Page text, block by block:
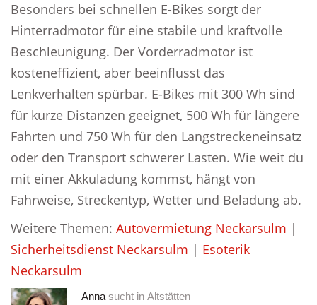
Besonders bei schnellen E-Bikes sorgt der
Hinterradmotor für eine stabile und kraftvolle
Beschleunigung. Der Vorderradmotor ist
kosteneffizient, aber beeinflusst das
Lenkverhalten spürbar. E-Bikes mit 300 Wh sind
für kurze Distanzen geeignet, 500 Wh für längere
Fahrten und 750 Wh für den Langstreckeneinsatz
oder den Transport schwerer Lasten. Wie weit du
mit einer Akkuladung kommst, hängt von
Fahrweise, Streckentyp, Wetter und Beladung ab.
Weitere Themen: Autovermietung Neckarsulm |
Sicherheitsdienst Neckarsulm | Esoterik
Neckarsulm
Anna sucht in Altstätten